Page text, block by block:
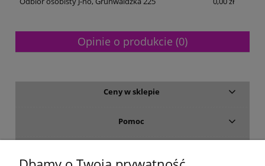
Opinie o produkcie (0)
Ceny w sklepie
Pomoc